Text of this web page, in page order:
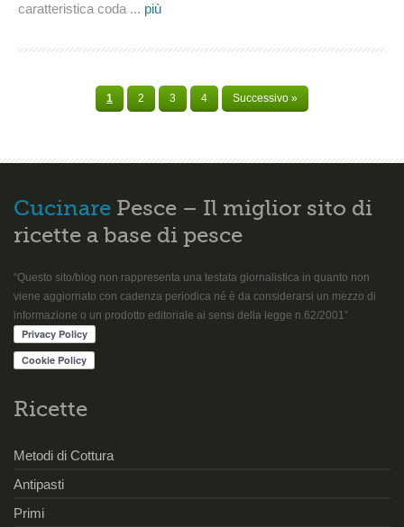
caratteristica coda ... più
1 2 3 4 Successivo »
Cucinare Pesce – Il miglior sito di
ricette a base di pesce
“Questo sito/blog non rappresenta una testata giornalistica in quanto non
viene aggiornato con cadenza periodica né è da considerarsi un mezzo di
informazione o un prodotto editoriale ai sensi della legge n.62/2001”
Ricette
Metodi di Cottura
Antipasti
Primi